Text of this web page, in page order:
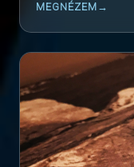
MEGNÉZEM